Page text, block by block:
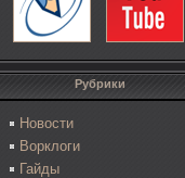
Рубрики
Новости
Ворклоги
Гайды